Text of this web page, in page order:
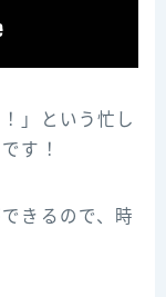
」という忙し
す！
きるので、時